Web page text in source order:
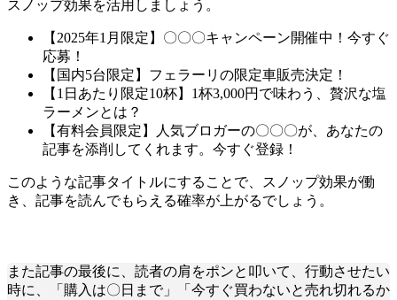
スノップ効果を活用しましょう。
【2025年1月限定】〇〇〇キャンペーン開催中！今すぐ
応募！
【国内5台限定】フェラーリの限定車販売決定！
【1日あたり限定10杯】1杯3,000円で味わう、贅沢な塩
ラーメンとは？
【有料会員限定】人気ブロガーの〇〇〇が、あなたの
記事を添削してくれます。今すぐ登録！
このような記事タイトルにすることで、スノップ効果が働
き、記事を読んでもらえる確率が上がるでしょう。
また記事の最後に、読者の肩をポンと叩いて、行動させたい
時に、「購入は〇日まで」「今すぐ買わないと売れ切れるか